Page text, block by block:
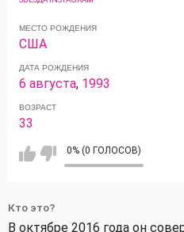
МЕСТО РОЖДЕНИЯ
США
ДАТА РОЖДЕНИЯ
6 августа, 1993
ВОЗРАСТ
33
0% (0 ГОЛОСОВ)
Кто это?
В октябре 2016 года он